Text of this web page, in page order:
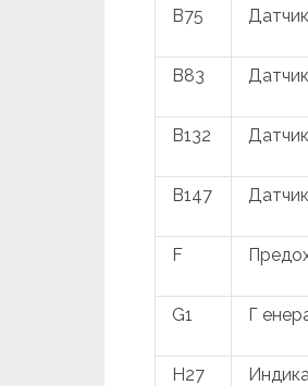
B75
B83
B132
B147
F
G1 Г
H27